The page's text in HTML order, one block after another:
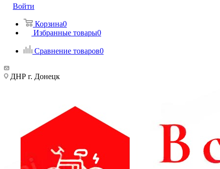
Войти
Корзина0
Избранные товары0
Сравнение товаров0
ДНР г. Донецк